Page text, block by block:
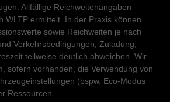
Allfällige Reichweitenangaben
WLTP ermittelt. In der Praxis können
sowie Reichweiten je nach
Verkehrsbedingungen, Zuladung,
teilweise deutlich abweichen. Wir
sofern vorhanden, die Verwendung von
(bspw. Eco-Modus
Ressourcen.